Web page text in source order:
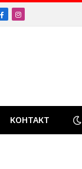
FacebookInstagram
КОНТАКТ